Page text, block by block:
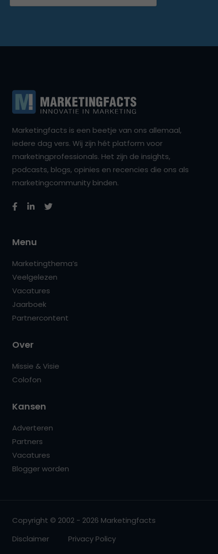
Marketingfacts is een beetje van ons allemaal,
iedere dag vers. Wij zijn hét platform voor
marketingprofessionals. Het zijn de insights,
podcasts, blogs, opinies en recencies die ons als
marketingcommunity binden.
Menu
Marketingthema’s
Veelgelezen
Vacatures
Jaarboek
Partnercontent
Over
Missie & Visie
Colofon
Kansen
Adverteren
Partners
Vacatures
Blogger worden
Copyright © 2002 - 2026 Marketingfacts
Disclaimer
Privacy Policy